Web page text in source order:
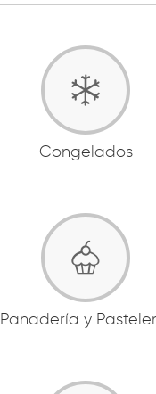
Congelados
Panadería y